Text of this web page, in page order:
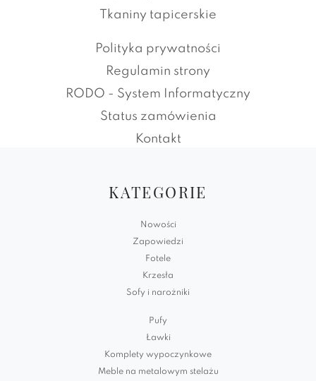
Tkaniny tapicerskie
Polityka prywatności
Regulamin strony
RODO - System Informatyczny
Status zamówienia
Kontakt
KATEGORIE
Nowości
Zapowiedzi
Fotele
Krzesła
Sofy i narożniki
Pufy
Ławki
Komplety wypoczynkowe
Meble na metalowym stelażu